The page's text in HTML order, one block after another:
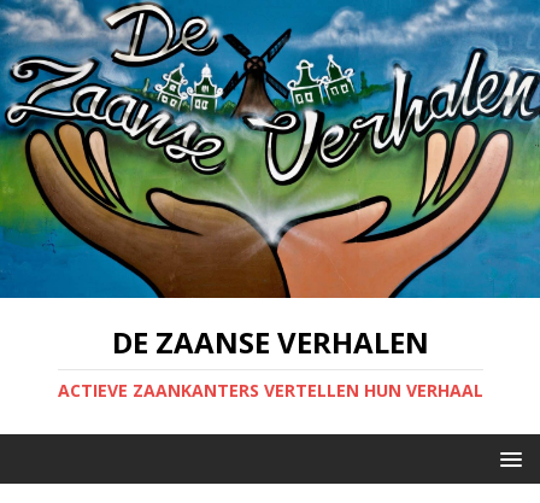
DE ZAANSE VERHALEN
ACTIEVE ZAANKANTERS VERTELLEN HUN VERHAAL